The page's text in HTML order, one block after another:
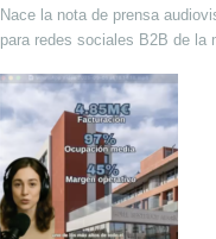
Nace la nota de prensa
para redes sociales B2B de la